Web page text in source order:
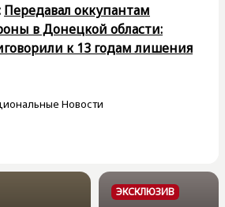
Передавал оккупантам
в Донецкой области:
к 13 годам лишения
Новости
ЭКСКЛЮЗИВ